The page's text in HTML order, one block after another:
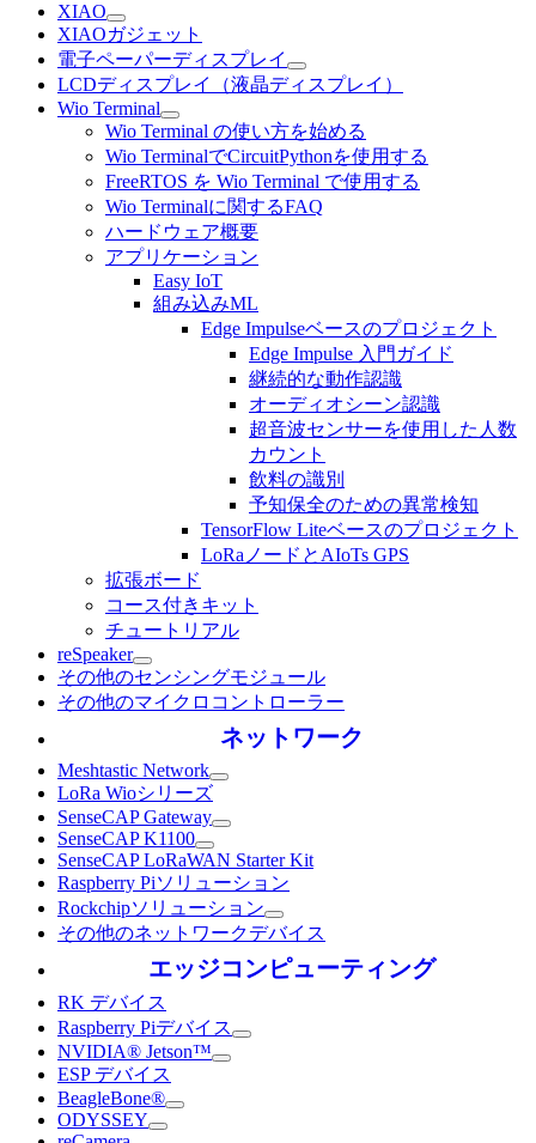
XIAO
XIAOガジェット
電子ペーパーディスプレイ
LCDディスプレイ（液晶ディスプレイ）
Wio Terminal
Wio Terminal の使い方を始める
Wio TerminalでCircuitPythonを使用する
FreeRTOS を Wio Terminal で使用する
Wio Terminalに関するFAQ
ハードウェア概要
アプリケーション
Easy IoT
組み込みML
Edge Impulseベースのプロジェクト
Edge Impulse 入門ガイド
継続的な動作認識
オーディオシーン認識
超音波センサーを使用した人数
カウント
飲料の識別
予知保全のための異常検知
TensorFlow Liteベースのプロジェクト
LoRaノードとAIoTs GPS
拡張ボード
コース付きキット
チュートリアル
reSpeaker
その他のセンシングモジュール
その他のマイクロコントローラー
ネットワーク
Meshtastic Network
LoRa Wioシリーズ
SenseCAP Gateway
SenseCAP K1100
SenseCAP LoRaWAN Starter Kit
Raspberry Piソリューション
Rockchipソリューション
その他のネットワークデバイス
エッジコンピューティング
RK デバイス
Raspberry Piデバイス
NVIDIA® Jetson™
ESP デバイス
BeagleBone®
ODYSSEY